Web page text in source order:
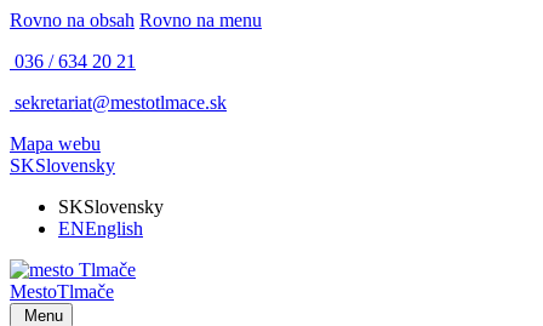
Rovno na obsah Rovno na menu
036 / 634 20 21
sekretariat@mestotlmace.sk
Mapa webu
SKSlovensky
SKSlovensky
ENEnglish
MestoTlmače
Menu